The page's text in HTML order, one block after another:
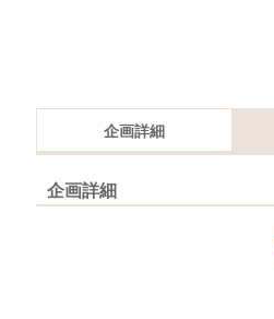
企画詳細
企画詳細